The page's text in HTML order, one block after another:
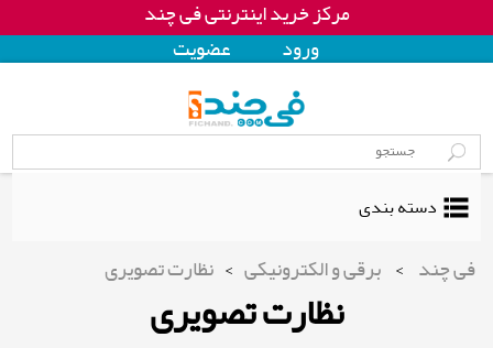
مرکز خرید اینترنتی فی چند
ورود
عضويت
دسته بندی
فی چند > برقی و الکترونیکی > نظارت تصویری
نظارت تصویری